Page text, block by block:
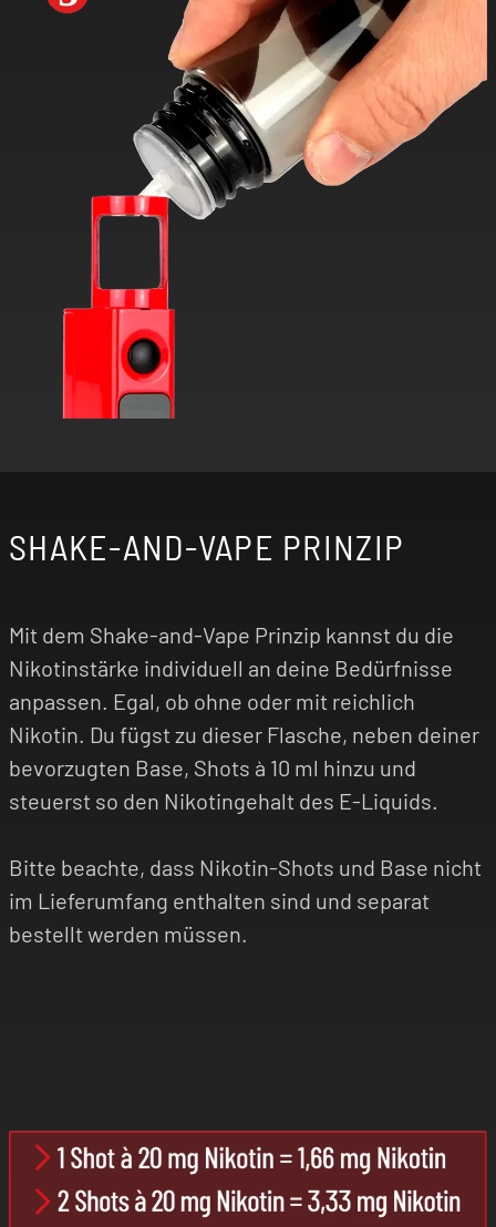
SHAKE-AND-VAPE PRINZIP
Mit dem Shake-and-Vape Prinzip kannst du die
Nikotinstärke individuell an deine Bedürfnisse
anpassen. Egal, ob ohne oder mit reichlich
Nikotin. Du fügst zu dieser Flasche, neben deiner
bevorzugten Base, Shots à 10 ml hinzu und
steuerst so den Nikotingehalt des E-Liquids.
Bitte beachte, dass Nikotin-Shots und Base nicht
im Lieferumfang enthalten sind und separat
bestellt werden müssen.